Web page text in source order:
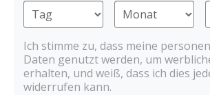
Ich stimme zu, dass meine
Daten genutzt werden, um
erhalten, und weiß, dass ich dies
widerrufen kann.